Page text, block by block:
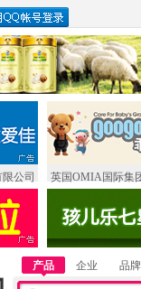
公司 英国OMIA国际集
产品 企业 品牌